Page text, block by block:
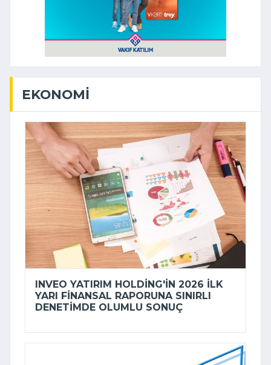
EKONOMI
INVEO YATIRIM HOLDING'IN 2026 ILK
YARI FINANSAL RAPORUNA SINIRLI
DENETIMDE OLUMLU SONUÇ